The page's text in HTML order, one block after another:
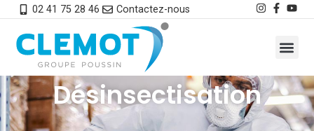
02 41 75 28 46 Contactez-nous
Désinsectisation